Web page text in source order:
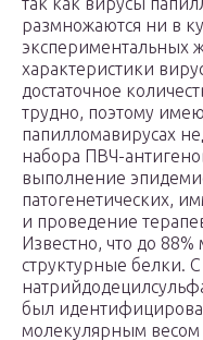
размножаются ни в
экспериментальных
характеристики
достаточное
трудно, поэтому
папилломавирусах
набора ПВЧ-
выполнение
патогенетических,
и проведение
Известно, что до
структурные белки.
был
молекулярным